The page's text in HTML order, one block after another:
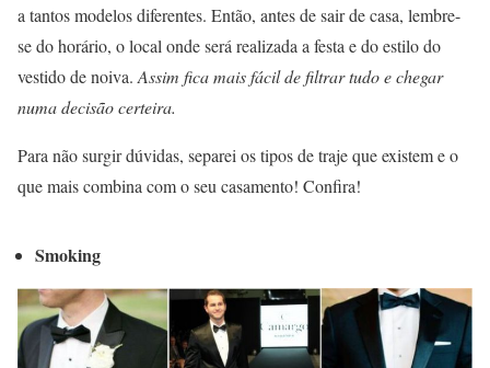
a tantos modelos diferentes. Então, antes de sair de casa, lembre-
se do horário, o local onde será realizada a festa e do estilo do
vestido de noiva. Assim fica mais fácil de filtrar tudo e chegar
numa decisão certeira.
Para não surgir dúvidas, separei os tipos de traje que existem e o
que mais combina com o seu casamento! Confira!
Smoking